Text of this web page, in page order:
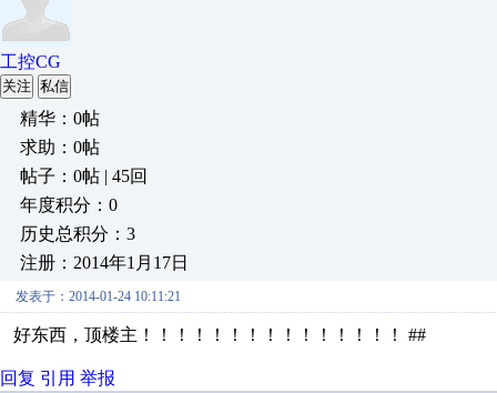
工控CG
关注 私信
精华：0帖
求助：0帖
帖子：0帖 | 45回
年度积分：0
历史总积分：3
注册：2014年1月17日
发表于：2014-01-24 10:11:21
好东西，顶楼主！！！！！！！！！！！！！！！ ##
回复 引用 举报